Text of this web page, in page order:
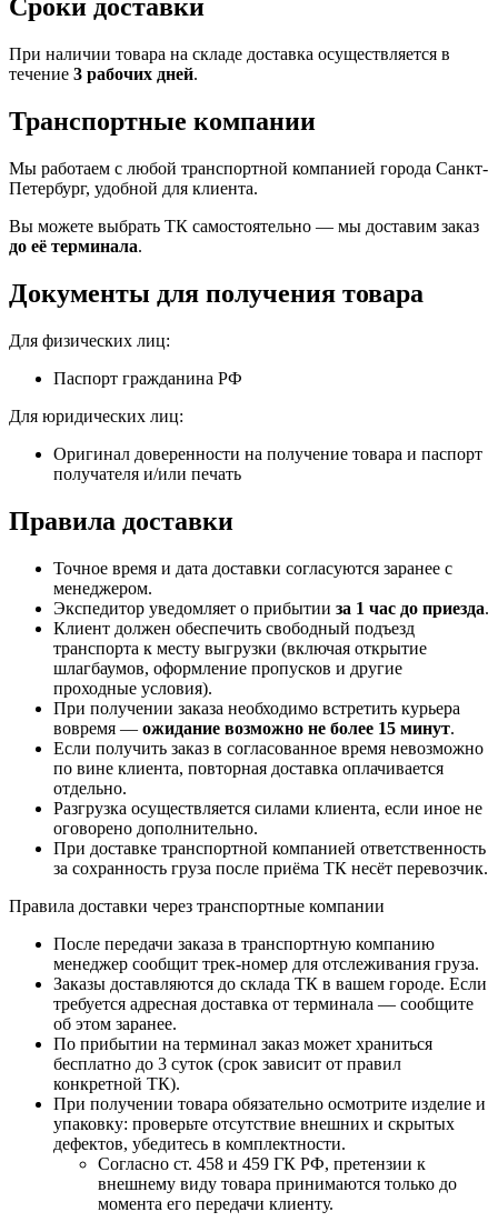
Сроки доставки
При наличии товара на складе доставка осуществляется в
течение 3 рабочих дней.
Транспортные компании
Мы работаем с любой транспортной компанией города Санкт-
Петербург, удобной для клиента.
Вы можете выбрать ТК самостоятельно — мы доставим заказ
до её терминала.
Документы для получения товара
Для физических лиц:
Паспорт гражданина РФ
Для юридических лиц:
Оригинал доверенности на получение товара и паспорт
получателя и/или печать
Правила доставки
Точное время и дата доставки согласуются заранее с
менеджером.
Экспедитор уведомляет о прибытии за 1 час до приезда.
Клиент должен обеспечить свободный подъезд
транспорта к месту выгрузки (включая открытие
шлагбаумов, оформление пропусков и другие
проходные условия).
При получении заказа необходимо встретить курьера
вовремя — ожидание возможно не более 15 минут.
Если получить заказ в согласованное время невозможно
по вине клиента, повторная доставка оплачивается
отдельно.
Разгрузка осуществляется силами клиента, если иное не
оговорено дополнительно.
При доставке транспортной компанией ответственность
за сохранность груза после приёма ТК несёт перевозчик.
Правила доставки через транспортные компании
После передачи заказа в транспортную компанию
менеджер сообщит трек-номер для отслеживания груза.
Заказы доставляются до склада ТК в вашем городе. Если
требуется адресная доставка от терминала — сообщите
об этом заранее.
По прибытии на терминал заказ может храниться
бесплатно до 3 суток (срок зависит от правил
конкретной ТК).
При получении товара обязательно осмотрите изделие и
упаковку: проверьте отсутствие внешних и скрытых
дефектов, убедитесь в комплектности.
Согласно ст. 458 и 459 ГК РФ, претензии к
внешнему виду товара принимаются только до
момента его передачи клиенту.